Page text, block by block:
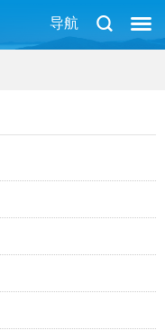
导航